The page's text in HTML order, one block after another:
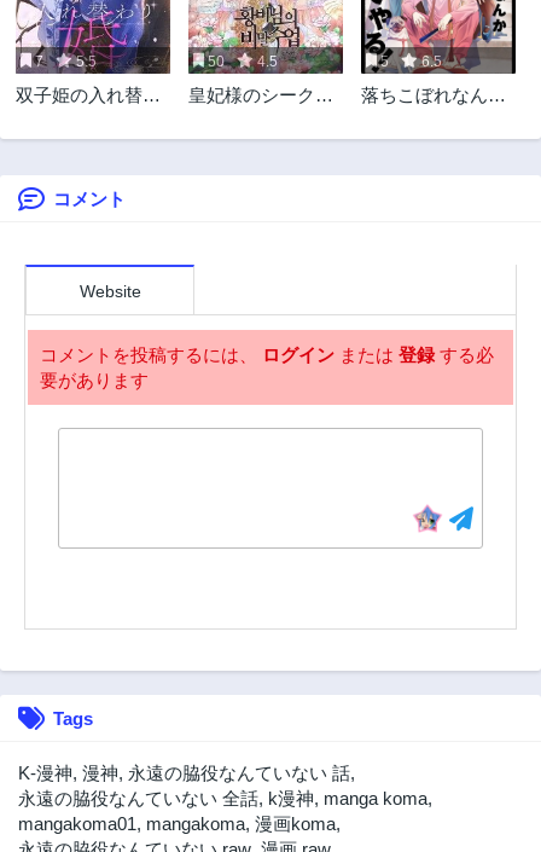
15話
3年前
14話
3年前
13話
3年前
12話
3年前
11話 10話
9話
7話
5話
3年前
4話
3年前
3話
7 5.5
双子姫の入れ替わ
50 4.5
皇妃様のシークレ
5 6.5
落ちこぼれなんか
コメント
Website
コメントを投稿するには、 ログイン または 登録する必
要があります
Tags
K-漫神, 漫神, 永遠の脇役なんていない 話,
永遠の脇役なんていない 全話, k漫神, manga koma,
mangakoma01, mangakoma, 漫画koma,